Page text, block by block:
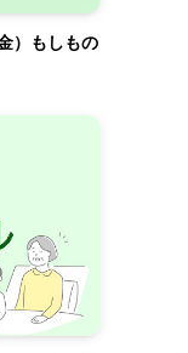
）もしもの